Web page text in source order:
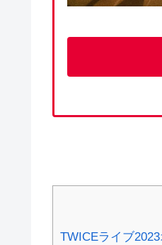
TWICEライブ